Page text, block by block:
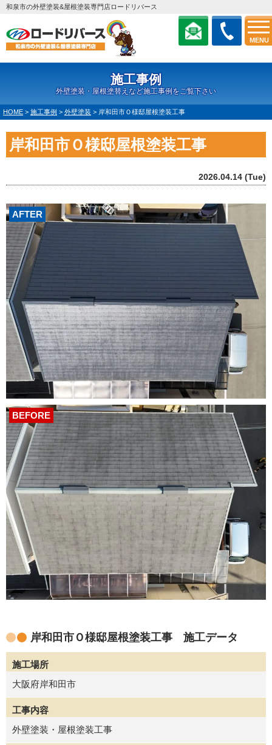
MENU
和泉市の外壁塗装&屋根塗装専門店ロードリバース
施工事例
外壁塗装・屋根塗替えなど施工事例をご覧下さい
HOME > 施工事例 > 外壁塗装 > 岸和田市Ｏ様邸屋根塗装工事
岸和田市Ｏ様邸屋根塗装工事
2026.04.14 (Tue)
AFTER
BEFORE
岸和田市Ｏ様邸屋根塗装工事 施工データ
施工場所
大阪府岸和田市
工事内容
外壁塗装・屋根塗装工事